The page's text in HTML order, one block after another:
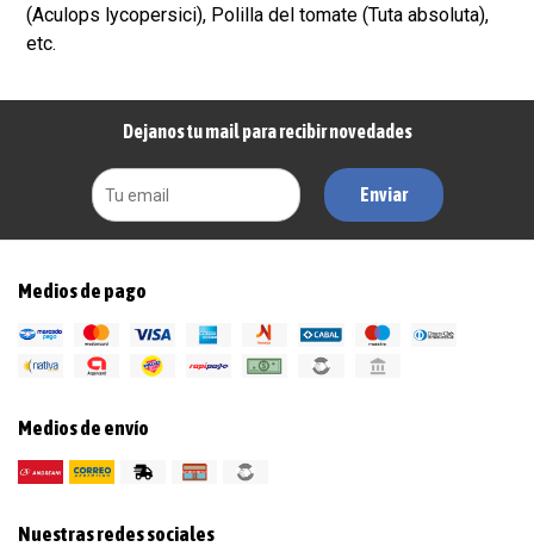
(Aculops lycopersici), Polilla del tomate (Tuta absoluta),
etc.
Dejanos tu mail para recibir novedades
Enviar
Medios de pago
Medios de envío
Nuestras redes sociales